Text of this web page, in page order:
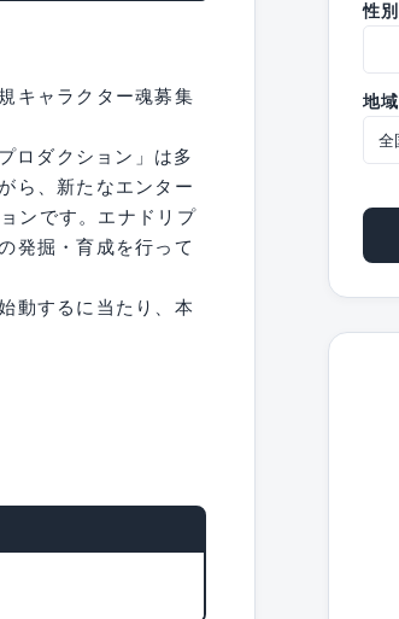
キャラクター魂募集
ロダクション」は多
ら、新たなエンター
ンです。エナドリプ
発掘・育成を行って
動するに当たり、本
性別
地域